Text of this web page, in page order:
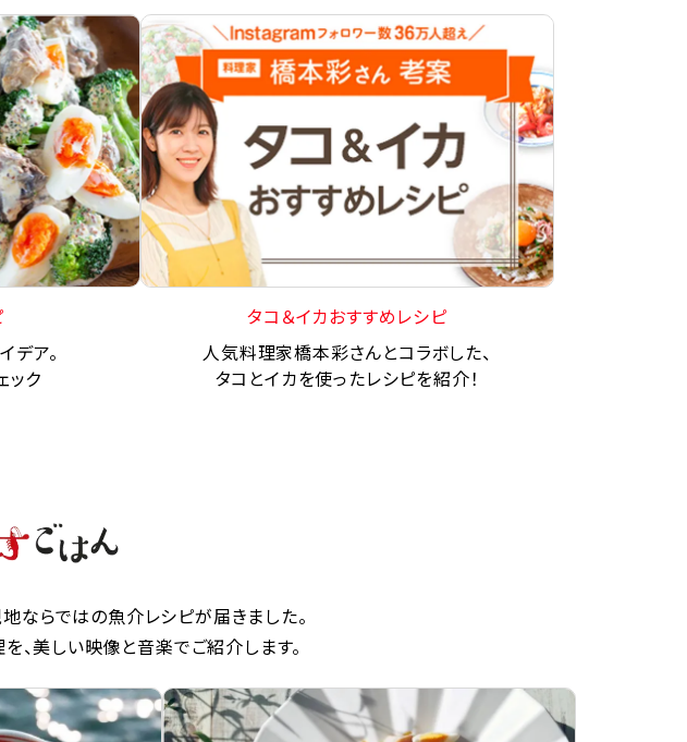
デア。
ック
タコ＆イカおすすめレシピ
人気料理家橋本彩さんとコラボした、
タコとイカを使ったレシピを紹介！
ならではの魚介レシピが届きました。
、美しい映像と音楽でご紹介します。